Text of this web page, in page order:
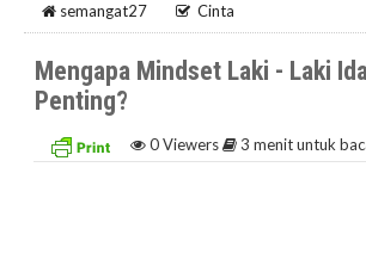
semangat27 Cinta
Mengapa Mindset Laki - Laki
Penting?
0Viewers 3 menit untuk